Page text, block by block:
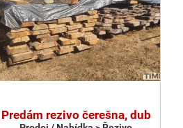
Predám rezivo čerešna, dub